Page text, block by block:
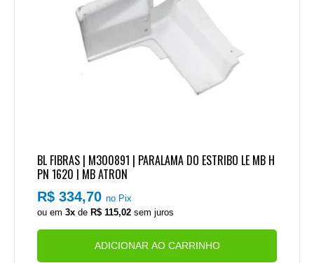
BL FIBRAS | M300891 | PARALAMA DO ESTRIBO LE MB H
PN 1620 | MB ATRON
R$ 334,70no Pix
ou em3x de R$ 115,02 sem juros
ADICIONAR AO CARRINHO